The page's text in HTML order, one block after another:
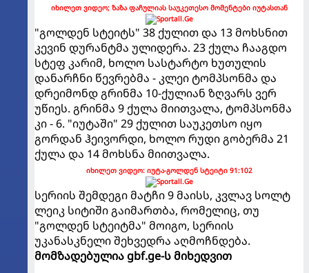
იხილეთ ვიდეო; ზაზა ფაჩულიას საუკეთესო მომენტები იუტასთან
"გოლდენ სტეიტს" 38 ქულით და 13 მოხსნით
კევინ დურანტმა ულიდერა. 23 ქულა ჩააგდო
სტეფ კარიმ, ხოლო სასტარტო ხუთულის
დანარჩნი წევრებმა - კლეი ტომპსონმა და
დრეიმონდ გრინმა 10-ქულიან ზღვარს ვერ
უწიეს. გრინმა 9 ქულა მიითვალა, ტომპსონმა
კი - 6. "იუტაში" 29 ქულით საუკეთსო იყო
გორდან ჰეივორდი, ხოლო რუდი გობერმა 21
ქულა და 14 მოხსნა მიითვალა.
იხილეთ ვიდეო: იუტა-გოლდენ სტეიტი 91:102
სერიის შემდეგი მატჩი 9 მაისს, კვლავ სოლტ
ლეიკ სიტიში გაიმართბა, რომელიც, თუ
"გოლდენ სტეიტმა" მოიგო, სერიის
უკანასკნელი შეხვედრა აღმოჩნდება.
მომზადებულია gbf.ge-ს მიხედვით